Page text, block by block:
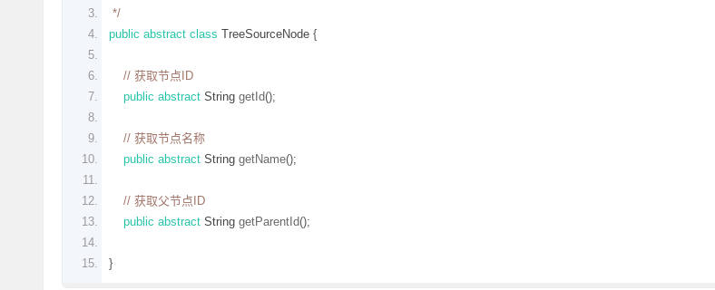
*/
public abstract class TreeSourceNode {
// 获取节点ID
public abstract String getId();
// 获取节点名称
public abstract String getName();
// 获取父节点ID
public abstract String getParentId();
}